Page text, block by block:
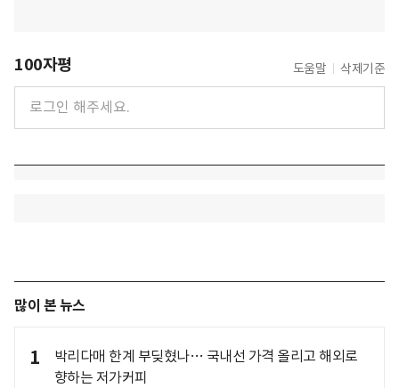
100자평 도움말 삭제기준
많이 본 뉴스
1
박리다매 한계 부딪혔나… 국내선 가격 올리고 해외로
향하는 저가커피